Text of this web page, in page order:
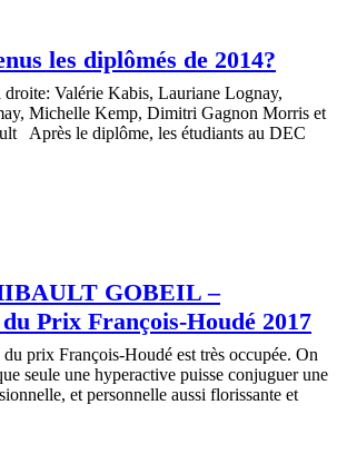
les diplômés de 2014?
droite: Valérie Kabis, Lauriane Lognay,
Michelle Kemp, Dimitri Gagnon Morris et
Après le diplôme, les étudiants au DEC
GOBEIL –
Prix François-Houdé 2017
prix François-Houdé est très occupée. On
seule une hyperactive puisse conjuguer une
et personnelle aussi florissante et